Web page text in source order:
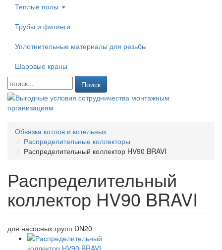
Теплые полы
Трубы и фитинги
Уплотнительные материалы для резьбы
Шаровые краны
Поиск
Обвязка котлов и котельных
Распределительные коллекторы
Распределительный коллектор HV90 BRAVI
Распределительный
коллектор HV90 BRAVI
для насосных групп DN20